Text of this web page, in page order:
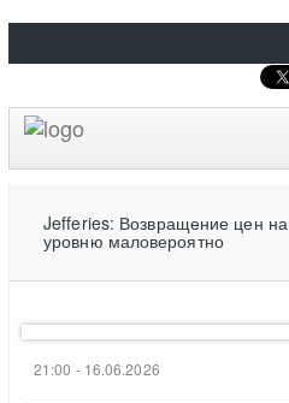
Jefferies: Возвращение цен
уровню маловероятно
21:00 - 16.06.2026